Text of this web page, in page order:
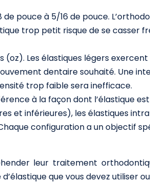
pouce à 5/16 de pouce.
trop petit risque de se casser
Les élastiques légers
dentaire souhaité. Une
trop faible sera inefficace.
à la façon dont l’élastique
et inférieures), les élastiques
configuration a un objectif
leur traitement
que vous devez utiliser